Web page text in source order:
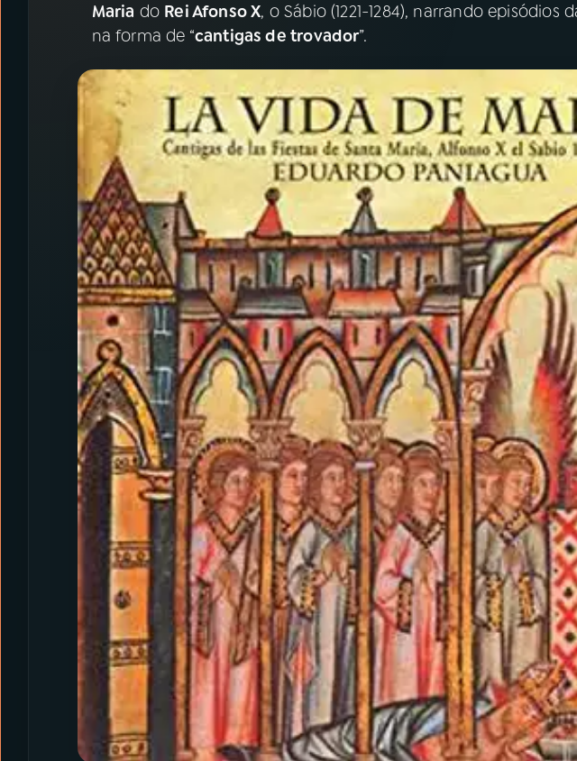
ACOMPANHE A RÁDIO MEC
Instagram
Maria do Rei Afonso X, o Sábio (1221-1284), narrando episódios
na forma de “cantigas de trovador”.